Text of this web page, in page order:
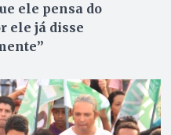
ele pensa do
ele já disse